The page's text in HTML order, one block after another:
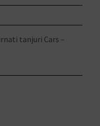
tanjuri Cars –